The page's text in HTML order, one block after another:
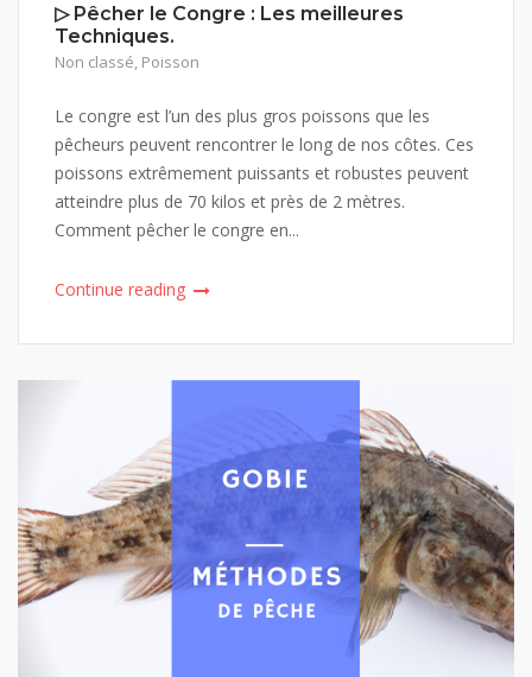
▷ Pêcher le Congre : Les meilleures
Techniques.
Non classé, Poisson
Le congre est l’un des plus gros poissons que les
pêcheurs peuvent rencontrer le long de nos côtes. Ces
poissons extrêmement puissants et robustes peuvent
atteindre plus de 70 kilos et près de 2 mètres.
Comment pêcher le congre en...
Continue reading